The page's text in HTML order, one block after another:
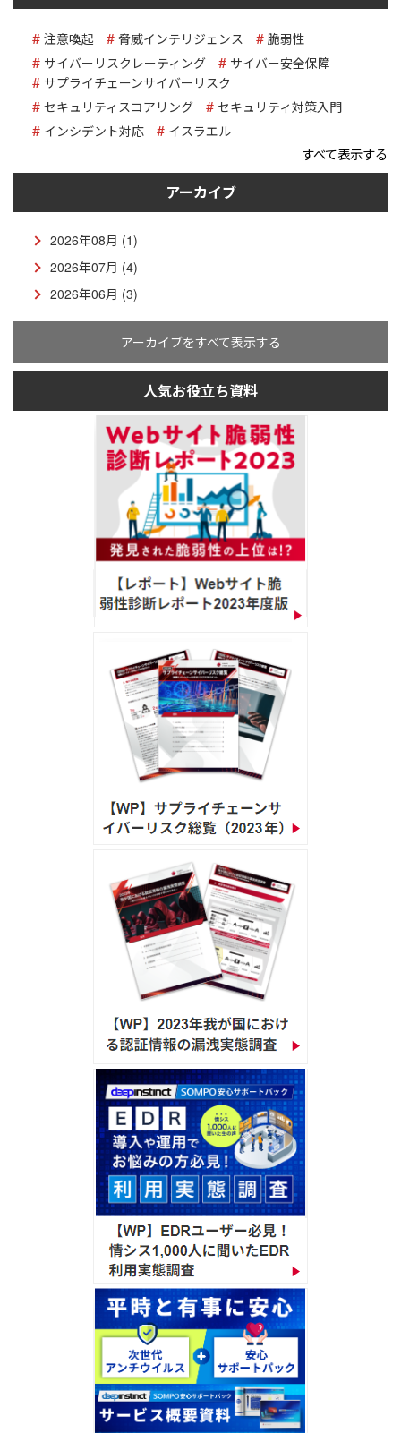
注意喚起 脅威インテリジェンス
脆弱性
サイバーリスクレーティング
サイバー安全保障
サプライチェーンサイバーリスク
セキュリティスコアリング
セキュリティ対策入門
インシデント対応
イスラエル
すべて表示する
アーカイブ
2026年08月 (1)
2026年07月 (4)
2026年06月 (3)
アーカイブをすべて表示する
人気お役立ち資料